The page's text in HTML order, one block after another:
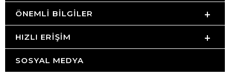
ÖNEMLI BILGILER
HIZLI ERIŞIM
SOSYAL MEDYA